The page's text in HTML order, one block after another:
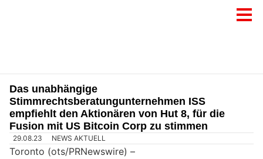
Das unabhängige
Stimmrechtsberatungunternehmen ISS
empfiehlt den Aktionären von Hut 8, für die
Fusion mit US Bitcoin Corp zu stimmen
29.08.23 NEWS AKTUELL
Toronto (ots/PRNewswire) –